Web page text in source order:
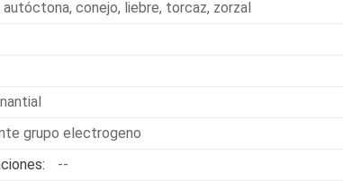
autóctona, conejo, liebre, torcaz, zorzal
grupo electrogeno
--